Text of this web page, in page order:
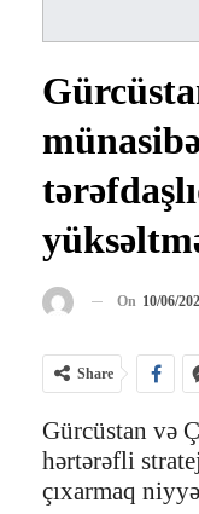
On 10/06/
Share
Gürcüstan və
hərtərəfli
çıxarmaq